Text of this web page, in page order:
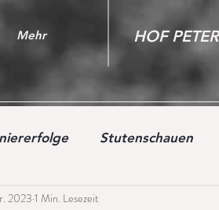
Mehr HOF
Stutenschauen
2023 1 Min. Lesezeit